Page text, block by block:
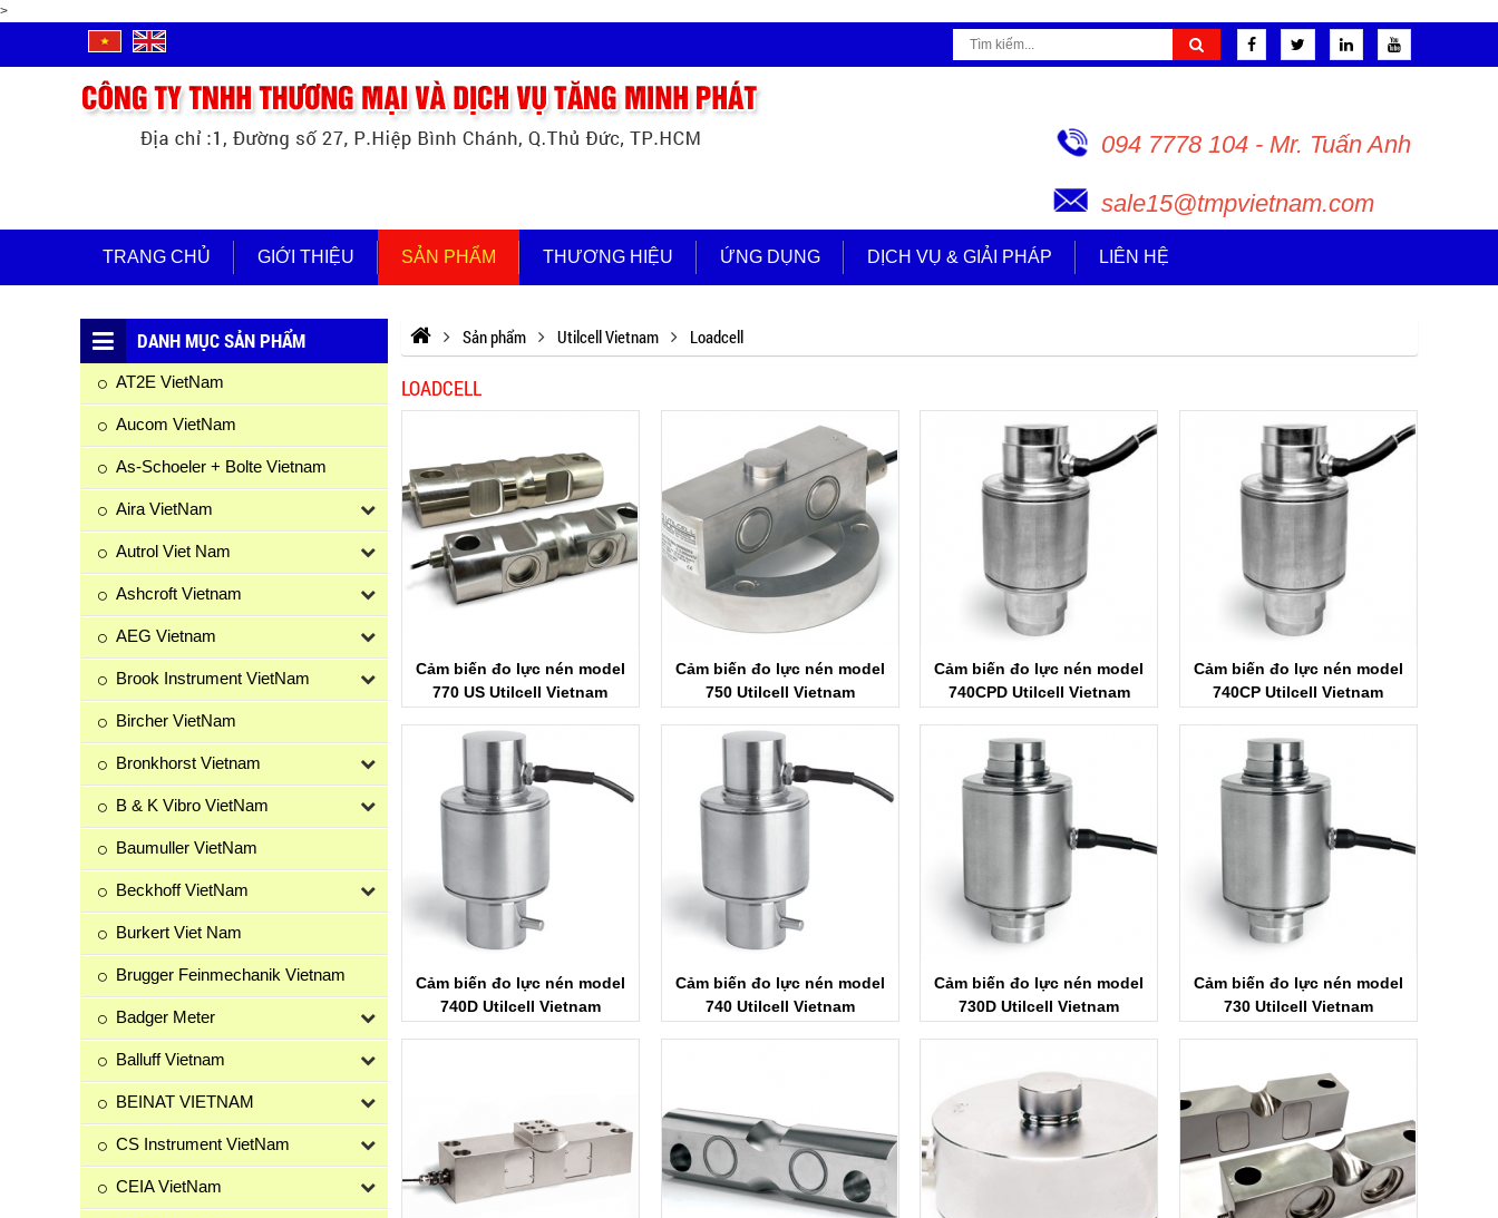
>
094 7778 104 - Mr. Tuấn Anh
sale15@tmpvietnam.com
TRANG CHỦ GIỚI THIỆU SẢN PHẨM THƯƠNG HIỆU ỨNG DỤNG DỊCH VỤ & GIẢI PHÁP LIÊN HỆ
Sản phẩm Utilcell Vietnam Loadcell
LOADCELL
Cảm biến đo lực nén model
770 US Utilcell Vietnam
Cảm biến đo lực nén model
750 Utilcell Vietnam
Cảm biến đo lực nén model
740CPD Utilcell Vietnam
Cảm biến đo lực nén model
740CP Utilcell Vietnam
Cảm biến đo lực nén model
740D Utilcell Vietnam
Cảm biến đo lực nén model
740 Utilcell Vietnam
Cảm biến đo lực nén model
730D Utilcell Vietnam
Cảm biến đo lực nén model
730 Utilcell Vietnam
DANH MỤC SẢN PHẨM
AT2E VietNam
Aucom VietNam
As-Schoeler + Bolte Vietnam
Aira VietNam
Autrol Viet Nam
Ashcroft Vietnam
AEG Vietnam
Brook Instrument VietNam
Bircher VietNam
Bronkhorst Vietnam
B & K Vibro VietNam
Baumuller VietNam
Beckhoff VietNam
Burkert Viet Nam
Brugger Feinmechanik Vietnam
Badger Meter
Balluff Vietnam
BEINAT VIETNAM
CS Instrument VietNam
CEIA VietNam